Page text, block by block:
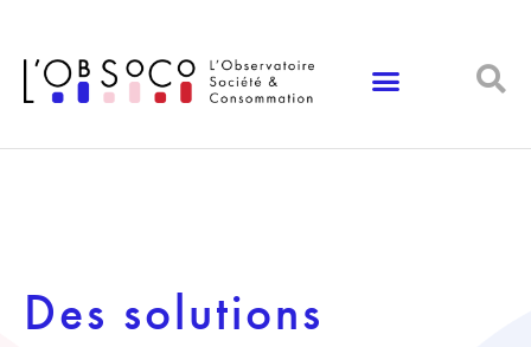
Des solutions